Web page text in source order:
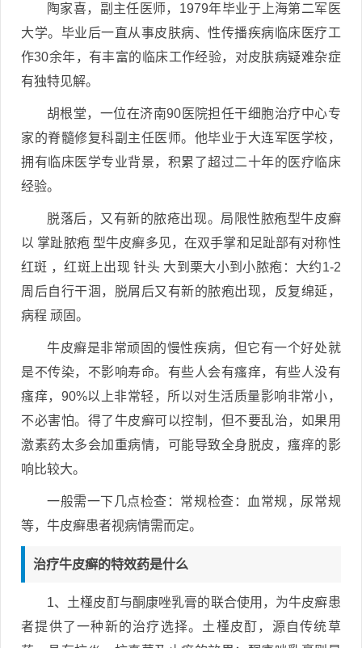
陶家喜，副主任医师，1979年毕业于上海第二军医
大学。毕业后一直从事皮肤病、性传播疾病临床医疗工
作30余年，有丰富的临床工作经验，对皮肤病疑难杂症
有独特见解。
胡根堂，一位在济南90医院担任干细胞治疗中心专
家的脊髓修复科副主任医师。他毕业于大连军医学校，
拥有临床医学专业背景，积累了超过二十年的医疗临床
经验。
脱落后，又有新的脓疮出现。局限性脓疱型牛皮癣
以 掌趾脓疱 型牛皮癣多见，在双手掌和足趾部有对称性
红斑 ，红斑上出现 针头 大到栗大小到小脓疱：大约1-2
周后自行干涸，脱屑后又有新的脓疱出现，反复绵延，
病程 顽固。
牛皮癣是非常顽固的慢性疾病，但它有一个好处就
是不传染，不影响寿命。有些人会有瘙痒，有些人没有
瘙痒，90%以上非常轻，所以对生活质量影响非常小，
不必害怕。得了牛皮癣可以控制，但不要乱治，如果用
激素药太多会加重病情，可能导致全身脱皮，瘙痒的影
响比较大。
一般需一下几点检查：常规检查：血常规，尿常规
等，牛皮癣患者视病情需而定。
治疗牛皮癣的特效药是什么
1、土槿皮酊与酮康唑乳膏的联合使用，为牛皮癣患
者提供了一种新的治疗选择。土槿皮酊，源自传统草